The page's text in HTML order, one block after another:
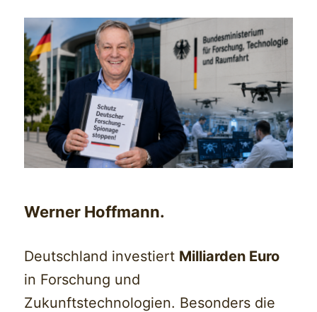
Werner Hoffmann.
Deutschland investiert Milliarden Euro
in Forschung und
Zukunftstechnologien. Besonders die